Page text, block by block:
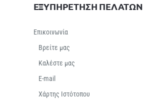
ΕΞΥΠΗΡΕΤΗΣΗ ΠΕΛΑΤΩΝ
Επικοινωνία
Βρείτε μας
Καλέστε μας
E-mail
Χάρτης Ιστότοπου